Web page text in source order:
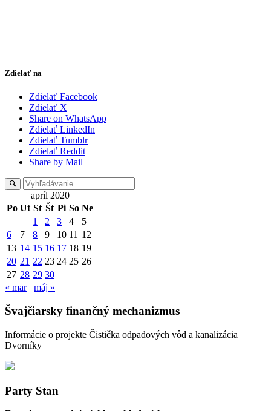
Zdielať na
Zdielať Facebook
Zdielať X
Share on WhatsApp
Zdielať LinkedIn
Zdielať Tumblr
Zdielať Reddit
Share by Mail
apríl 2020
Po Ut St Št Pi So Ne
1
2 3 4
5
6
7 8 9 10 11 12
13 14 15 16 17 18 19
20 21 22 23 24 25 26
27 28 29 30
« mar
máj »
Švajčiarsky finančný mechanizmus
Informácie o projekte Čistička odpadových vôd a kanalizácia
Dvorníky
Party Stan